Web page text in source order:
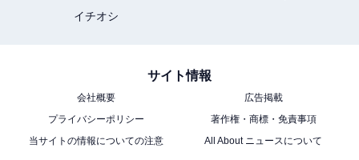
する構想があるといわれています。今回の名称変更は、
この記事の筆者：
ソーシャルメディアやアプリを活用したインターネ
イチオシ
サイト情報
会社概要
広告掲載
プライバシーポリシー
著作権・商標・免責事項
当サイトの情報についての注意
All About ニュースについて